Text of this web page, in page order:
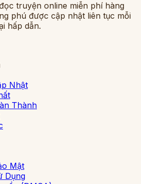
truyện online miễn phí hàng
phú được cập nhật liên tục mỗi
hấp dẫn.
Nhật
Thành
Mật
Dụng